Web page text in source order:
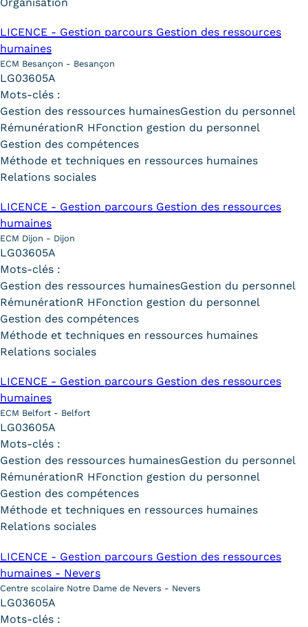
Kits communications Cnam
Prospect
LICENCE - Gestion parcours Gestion des ressources
humaines
ECM Besançon - Besançon
LG03605A
Mots-clés :
Gestion des ressources humainesGestion du personnel
RémunérationR HFonction gestion du personnel
Gestion des compétences
Méthode et techniques en ressources humaines
Relations sociales
LICENCE - Gestion parcours Gestion des ressources
humaines
ECM Dijon - Dijon
LG03605A
Mots-clés :
Gestion des ressources humainesGestion du personnel
RémunérationR HFonction gestion du personnel
Gestion des compétences
Méthode et techniques en ressources humaines
Relations sociales
LICENCE - Gestion parcours Gestion des ressources
humaines
ECM Belfort - Belfort
LG03605A
Mots-clés :
Gestion des ressources humainesGestion du personnel
RémunérationR HFonction gestion du personnel
Gestion des compétences
Méthode et techniques en ressources humaines
Relations sociales
LICENCE - Gestion parcours Gestion des ressources
humaines - Nevers
Centre scolaire Notre Dame de Nevers - Nevers
LG03605A
Mots-clés :